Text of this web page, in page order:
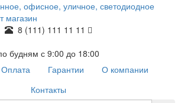
8 (111) 111 11 11
будням с 9:00 до 18:00
Оплата Гарантии
О компании
Контакты